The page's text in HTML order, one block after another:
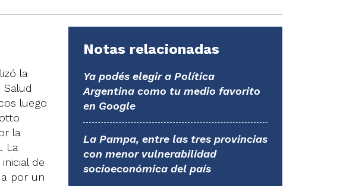
la
Salud
luego
la
La
de
por un
Notas relacionadas
Ya podés elegir a Política
Argentina como tu medio favorito
en Google
La Pampa, entre las tres provincias
con menor vulnerabilidad
socioeconómica del país